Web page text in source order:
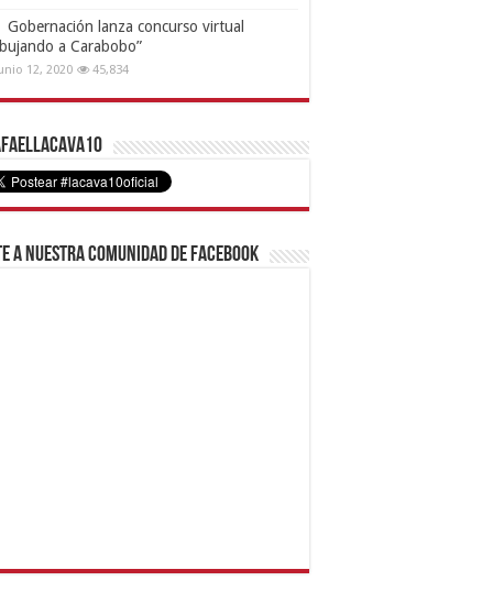
Gobernación lanza concurso virtual
a Carabobo”
12, 2020 45,834
a nuestra comunidad de Facebook